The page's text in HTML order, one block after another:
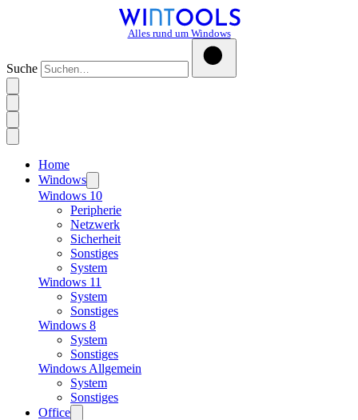
Alles rund um Windows
Suche
Home
Windows
Windows 10
Peripherie
Netzwerk
Sicherheit
Sonstiges
System
Windows 11
System
Sonstiges
Windows 8
System
Sonstiges
Windows Allgemein
System
Sonstiges
Office